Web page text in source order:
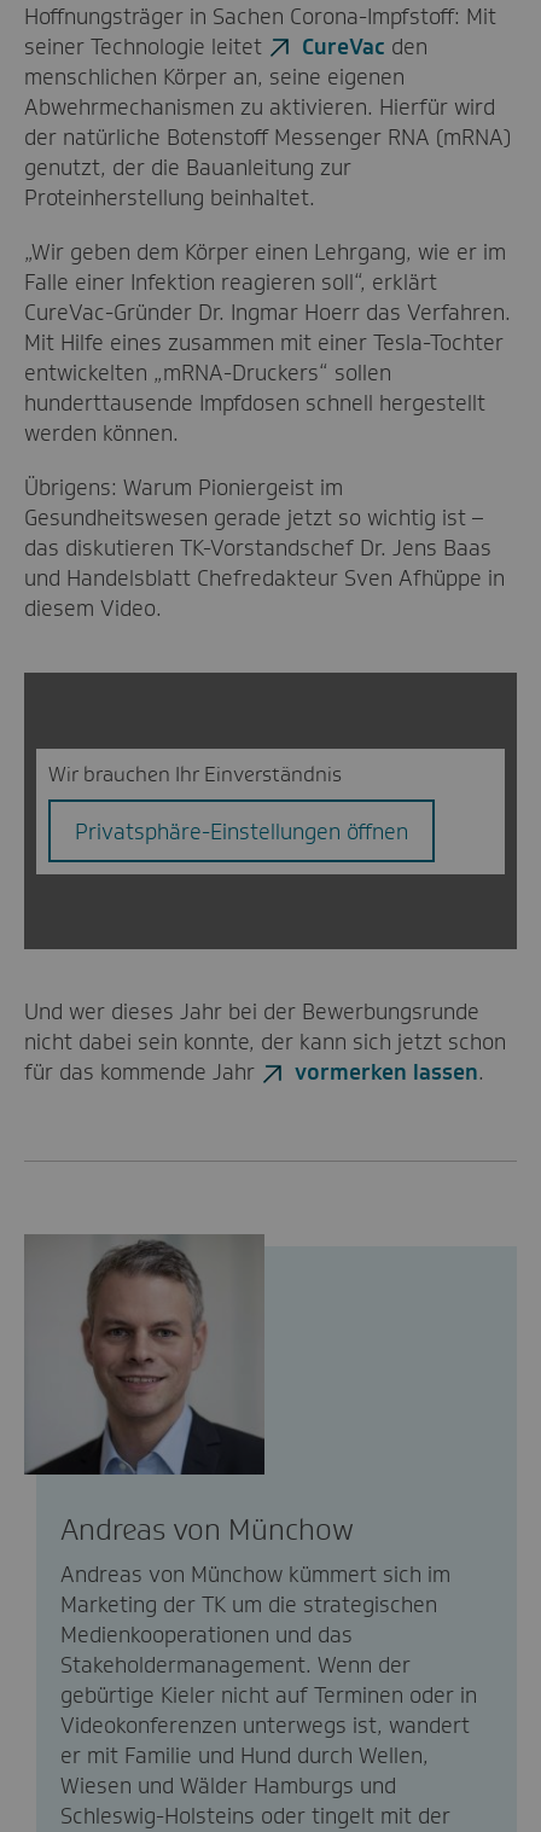
Hoffnungsträger in Sachen Corona-Impfstoff: Mit
seiner Technologie leitet
CureVac den
menschlichen Körper an, seine eigenen
Abwehrmechanismen zu aktivieren. Hierfür wird
der natürliche Botenstoff Messenger RNA (mRNA)
genutzt, der die Bauanleitung zur
Proteinherstellung beinhaltet.
„Wir geben dem Körper einen Lehrgang, wie er im
Falle einer Infektion reagieren soll“, erklärt
CureVac-Gründer Dr. Ingmar Hoerr das Verfahren.
Mit Hilfe eines zusammen mit einer Tesla-Tochter
entwickelten „mRNA-Druckers“ sollen
hunderttausende Impfdosen schnell hergestellt
werden können.
Übrigens: Warum Pioniergeist im
Gesundheitswesen gerade jetzt so wichtig ist –
das diskutieren TK-Vorstandschef Dr. Jens Baas
und Handelsblatt Chefredakteur Sven Afhüppe in
diesem Video.
Wir brauchen Ihr Einverständnis
Privatsphäre-Einstellungen öffnen
Und wer dieses Jahr bei der Bewerbungsrunde
nicht dabei sein konnte, der kann sich jetzt schon
für das kommende Jahr
vormerken lassen.
Andreas von Münchow
Andreas von Münchow kümmert sich im
Marketing der TK um die strategischen
Medienkooperationen und das
Stakeholdermanagement. Wenn der
gebürtige Kieler nicht auf Terminen oder in
Videokonferenzen unterwegs ist, wandert
er mit Familie und Hund durch Wellen,
Wiesen und Wälder Hamburgs und
Schleswig-Holsteins oder tingelt mit der